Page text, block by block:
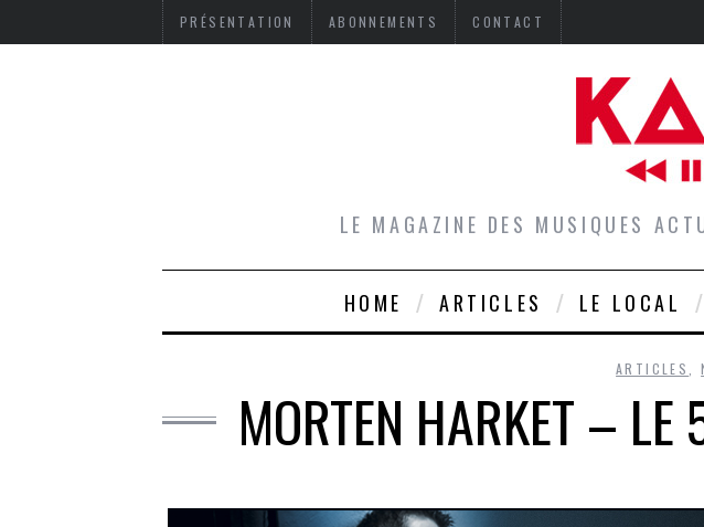
PRÉSENTATION ABONNEMENTS CONTACT
LE MAGAZINE DES MUSIQUES
HOME ARTICLES LE LOCAL
ARTICLES ,
MORTEN HARKET – LE